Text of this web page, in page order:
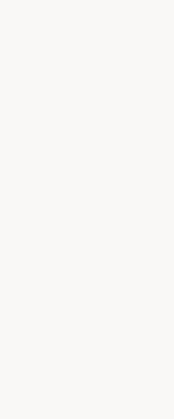
новым этапом
шармом.
фруктово-
города и
гармония,
фирменная